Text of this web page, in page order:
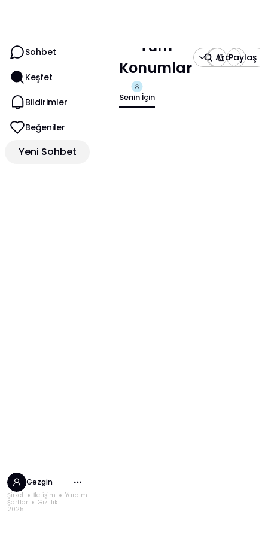
Sohbet
Keşfet
Bildirimler
Beğeniler
Yeni Sohbet
Gezgin
Şirket İletişim
Yardım
Şartlar
Gizlilik
2025
Tüm
Konumlar
AraPaylaş
Senin İçin